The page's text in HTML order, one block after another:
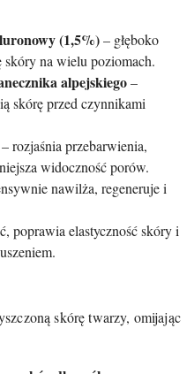
(1,5%)– głęboko
na wielu poziomach.
alpejskiego–
skórę przed czynnikami
– rozjaśnia przebarwienia,
widoczność porów.
nawilża, regeneruje i
poprawia elastyczność skóry i
skórę twarzy, omijając